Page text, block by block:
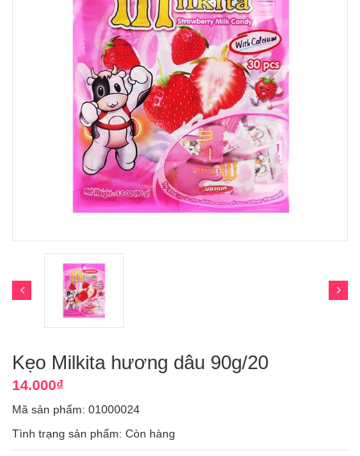
Kẹo Milkita hương dâu 90g/20
14.000₫
Mã sản phẩm: 01000024
Tình trạng sản phẩm: Còn hàng